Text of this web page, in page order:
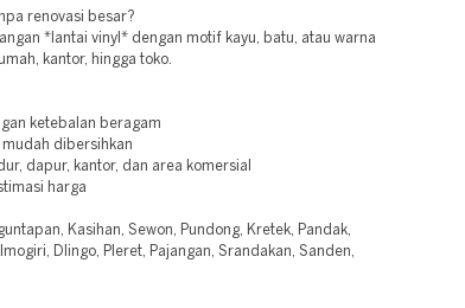
renovasi besar?
*lantai vinyl* dengan motif kayu, batu, atau warna
kantor, hingga toko.
ketebalan beragam
mudah dibersihkan
dapur, kantor, dan area komersial
harga
Kasihan, Sewon, Pundong, Kretek, Pandak,
Dlingo, Pleret, Pajangan, Srandakan, Sanden,